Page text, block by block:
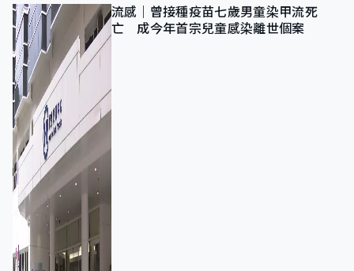
流感｜曾接種疫苗七歲男童染甲流死
亡 成今年首宗兒童感染離世個案